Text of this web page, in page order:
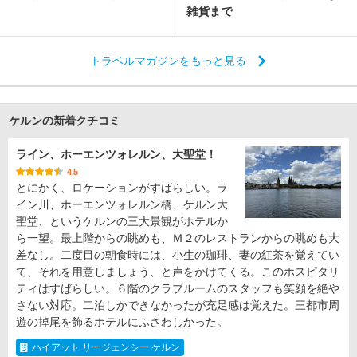
雑貨まで
トラベルマガジンをもっと見る
ケルンの新着クチコミ
ライン、ホーエンツォレルン、大聖堂！
4.5
とにかく、ロケーションがすばらしい。ラ
イン川、ホーエンツォレルン橋、ケルン大
聖堂、というケルンの三大景観がホテルか
ら一望。最上階からの眺めも、Ｍ２のレストランからの眺めも大
差なし。二度目の朝食時には、小生の珈琲、妻の紅茶を覚えてい
て、それを用意しましょう、と声をかけてくる。このホスピタリ
ティはすばらしい。６階のクラブルームのスタッフも笑顔を絶や
さない対応。二泊しかできなかったが充足感は覚えた。三都市周
遊の掉尾を飾るホテルにふさわしかった。
ハイアット リージェンシー ケルン